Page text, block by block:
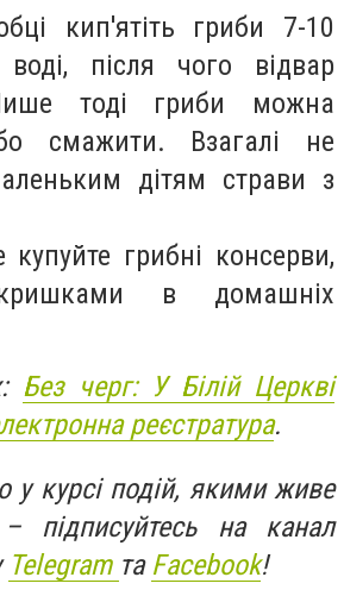
кип'ятіть гриби 7-10
після чого відвар
тоді гриби можна
смажити. Взагалі не
дітям страви з
купуйте грибні консерви,
в домашніх
Без черг: У Білій Церкві
реєстратура.
у курсі подій, якими живе
підписуйтесь на канал
Telegram та Facebook!